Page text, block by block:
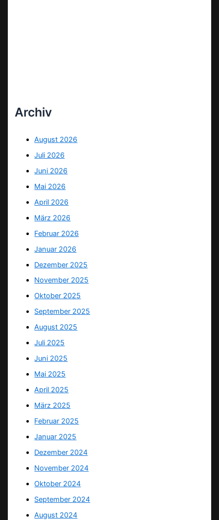
Archiv
August 2026
Juli 2026
Juni 2026
Mai 2026
April 2026
März 2026
Februar 2026
Januar 2026
Dezember 2025
November 2025
Oktober 2025
September 2025
August 2025
Juli 2025
Juni 2025
Mai 2025
April 2025
März 2025
Februar 2025
Januar 2025
Dezember 2024
November 2024
Oktober 2024
September 2024
August 2024